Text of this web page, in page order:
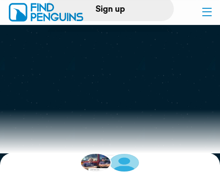
Sign up
Log in
Print a book
Flyover video
Explore